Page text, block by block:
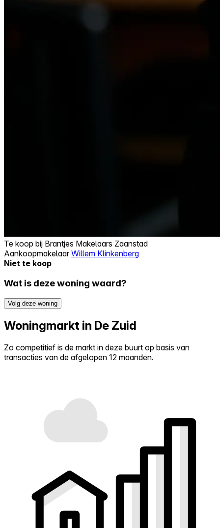
Te koop bij Brantjes Makelaars Zaanstad
AankoopmakelaarWillem Klinkenberg
Niet te koop
Wat is deze woning waard?
Volg deze woning
Woningmarkt in De Zuid
Zo competitief is de markt in deze buurt op basis van
transacties van de afgelopen 12 maanden.